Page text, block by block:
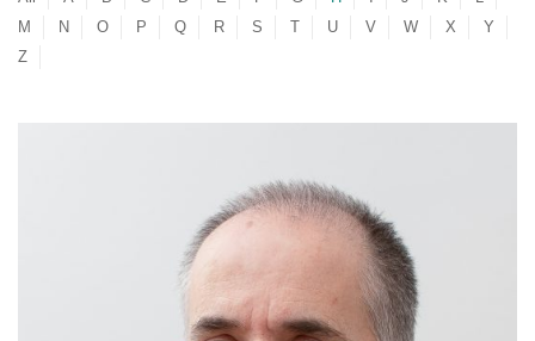
M
N O P Q R S T U V W X
Y
Z